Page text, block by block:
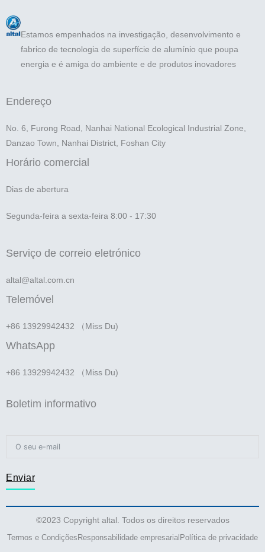
Estamos empenhados na investigação, desenvolvimento e
fabrico de tecnologia de superfície de alumínio que poupa
energia e é amiga do ambiente e de produtos inovadores
Endereço
No. 6, Furong Road, Nanhai National Ecological Industrial Zone,
Danzao Town, Nanhai District, Foshan City
Horário comercial
Dias de abertura
Segunda-feira a sexta-feira 8:00 - 17:30
Serviço de correio eletrónico
altal@altal.com.cn
Telemóvel
+86 13929942432 （Miss Du)
WhatsApp
+86 13929942432 （Miss Du)
Boletim informativo
Enviar
©2023 Copyright altal. Todos os direitos reservados
Termos e Condições Responsabilidade empresarial Política de privacidade